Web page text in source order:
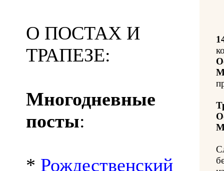
О ПОСТАХ И
ТРАПЕЗЕ:
Многодневные
посты:
* Рождественский